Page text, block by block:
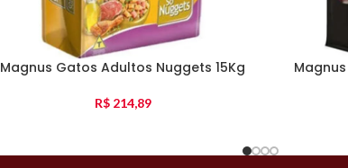
Magnus Gatos Adultos Nuggets 15Kg
R$214,89